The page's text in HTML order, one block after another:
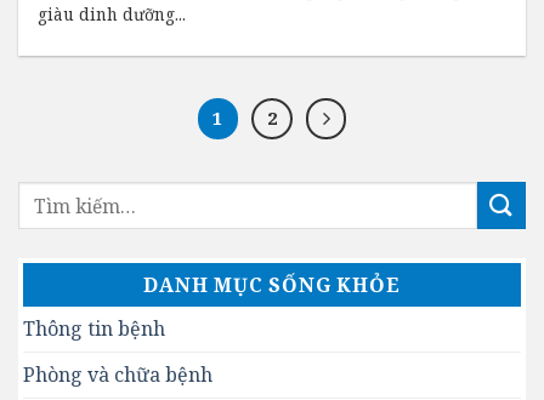
giàu dinh dưỡng...
1 2
DANH MỤC SỐNG KHỎE
Thông tin bệnh
Phòng và chữa bệnh